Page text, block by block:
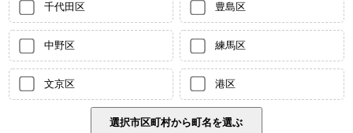
千代田区 豊島区
中野区 練馬区
文京区 港区